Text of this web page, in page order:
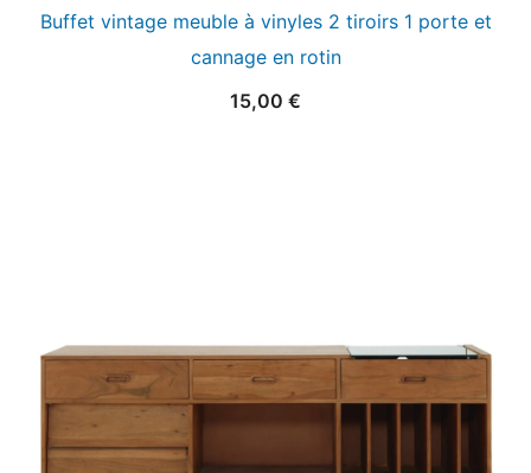
Buffet vintage meuble à vinyles 2 tiroirs 1 porte et
cannage en rotin
15,00 €